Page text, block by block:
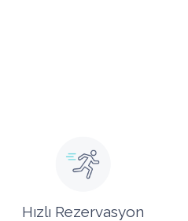
Hızlı Rezervasyon